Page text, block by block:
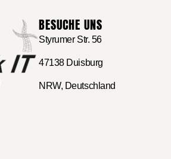
BESUCHE UNS
Styrumer Str. 56
47138 Duisburg
NRW, Deutschland